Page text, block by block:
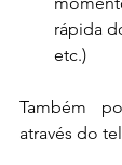
rápida
etc.)
Também
através do